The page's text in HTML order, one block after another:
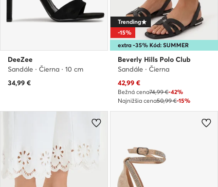
DeeZee
Sandále · Čierna · 10 cm
34,99 €
extra -35% Kód: SUMMER
Trending
-15%
Beverly Hills Polo Club
Sandále · Čierna
Aktuálna cena
42,99 €
Bežná cena74,99 €-42%
Najnižšia cena50,99 €-15%